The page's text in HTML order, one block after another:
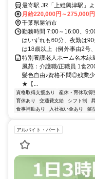
養、介護職員、正職員】※採
最寄駅 JR「上総興津駅」
月給220,000円～275,000円
千葉県勝浦市
勤務時間 7:00～16:00、
はいずれも60分、夜勤は
は18歳以上（例外事由2号
特別養護老人ホーム名木緑
風苑：介護職/正職員 1食
髪色自由♪資格不問◎残業
★【...
資格取得支援あり 産休・育休取得
育休あり
交通費支給 シフト制
食事補助あり
入社祝い金あり 髪
アルバイト・パート